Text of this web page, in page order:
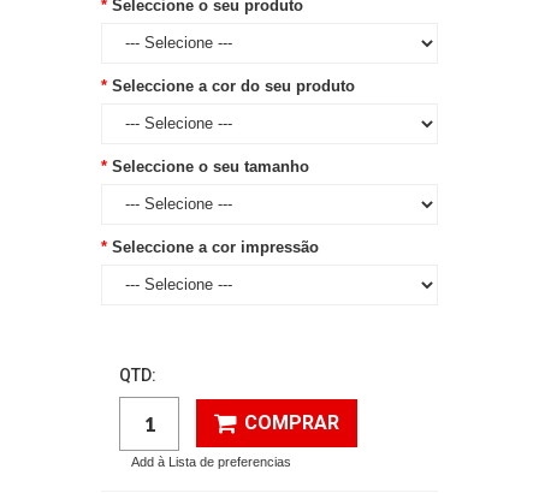
Seleccione o seu produto
Seleccione a cor do seu produto
Seleccione o seu tamanho
Seleccione a cor impressão
QTD:
COMPRAR
Add à Lista de preferencias